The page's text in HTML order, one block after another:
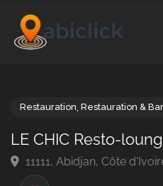
LE CHIC Resto-
11111, Abidjan, Côte